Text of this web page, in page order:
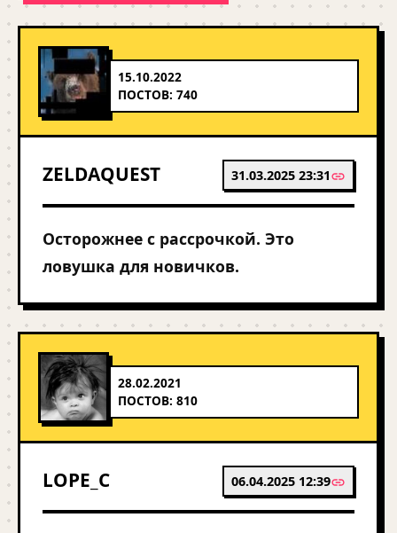
15.10.2022
ПОСТОВ: 740
ZELDAQUEST 31.03.2025 23:31
Осторожнее с рассрочкой. Это
ловушка для новичков.
28.02.2021
ПОСТОВ: 810
LOPE_C 06.04.2025 12:39